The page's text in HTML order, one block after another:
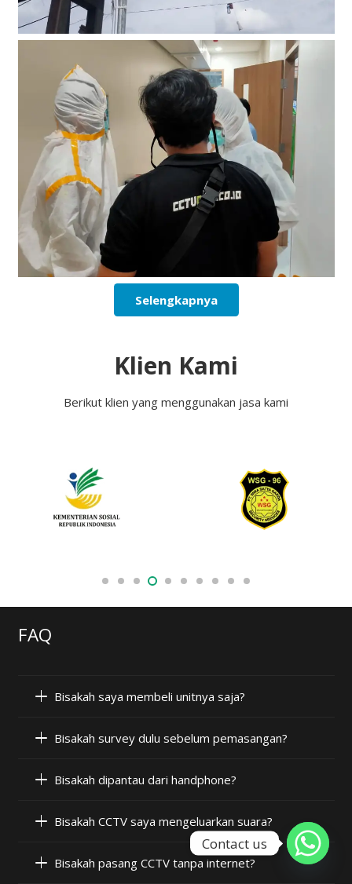
Selengkapnya
Klien Kami
Berikut klien yang menggunakan jasa kami
FAQ
Bisakah saya membeli unitnya saja?
Bisakah survey dulu sebelum pemasangan?
Bisakah dipantau dari handphone?
Bisakah CCTV saya mengeluarkan suara?
Bisakah pasang CCTV tanpa internet?
Contact us